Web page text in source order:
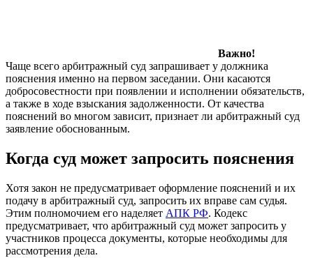
Важно!
Чаще всего арбитражный суд запрашивает у должника
пояснения именно на первом заседании. Они касаются
добросовестности при появлении и исполнении обязательств,
а также в ходе взыскания задолженности. От качества
пояснений во многом зависит, признает ли арбитражный суд
заявление обоснованным.
Когда суд может запросить пояснения
Хотя закон не предусматривает оформление пояснений и их
подачу в арбитражный суд, запросить их вправе сам судья.
Этим полномочием его наделяет АПК РФ. Кодекс
предусматривает, что арбитражный суд может запросить у
участников процесса документы, которые необходимы для
рассмотрения дела.